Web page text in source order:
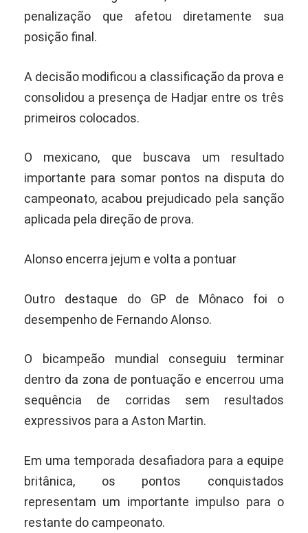
penalização que afetou diretamente sua
posição final.
A decisão modificou a classificação da prova e
consolidou a presença de Hadjar entre os três
primeiros colocados.
O mexicano, que buscava um resultado
importante para somar pontos na disputa do
campeonato, acabou prejudicado pela sanção
aplicada pela direção de prova.
Alonso encerra jejum e volta a pontuar
Outro destaque do GP de Mônaco foi o
desempenho de Fernando Alonso.
O bicampeão mundial conseguiu terminar
dentro da zona de pontuação e encerrou uma
sequência de corridas sem resultados
expressivos para a Aston Martin.
Em uma temporada desafiadora para a equipe
britânica, os pontos conquistados
representam um importante impulso para o
restante do campeonato.